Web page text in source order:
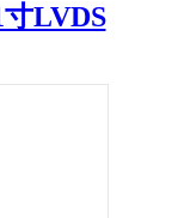
寸LVDS